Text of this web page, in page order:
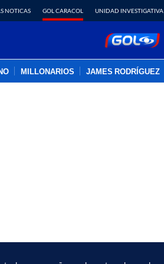
NOTICAS GOL CARACOL UNIDAD INVESTIGATIVA
MILLONARIOS JAMES RODRÍGUEZ